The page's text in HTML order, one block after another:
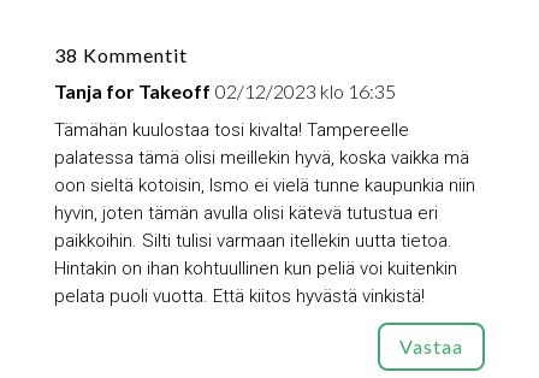
38 Kommentit
Tanja for Takeoff 02/12/2023 klo 16:35
Tämähän kuulostaa tosi kivalta! Tampereelle
palatessa tämä olisi meillekin hyvä, koska vaikka mä
oon sieltä kotoisin, Ismo ei vielä tunne kaupunkia niin
hyvin, joten tämän avulla olisi kätevä tutustua eri
paikkoihin. Silti tulisi varmaan itellekin uutta tietoa.
Hintakin on ihan kohtuullinen kun peliä voi kuitenkin
pelata puoli vuotta. Että kiitos hyvästä vinkistä!
Vastaa